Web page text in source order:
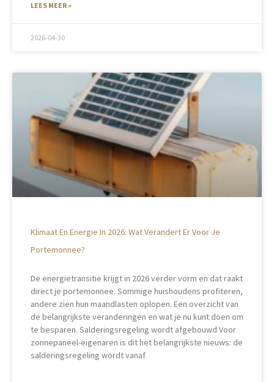
LEES MEER »
2026-04-30
Klimaat En Energie In 2026: Wat Verandert Er Voor Je
Portemonnee?
De energietransitie krijgt in 2026 verder vorm en dat raakt
direct je portemonnee. Sommige huishoudens profiteren,
andere zien hun maandlasten oplopen. Een overzicht van
de belangrijkste veranderingen en wat je nu kunt doen om
te besparen. Salderingsregeling wordt afgebouwd Voor
zonnepaneel-eigenaren is dit het belangrijkste nieuws: de
salderingsregeling wordt vanaf